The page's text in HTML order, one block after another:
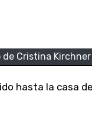
Cristina Kirchner